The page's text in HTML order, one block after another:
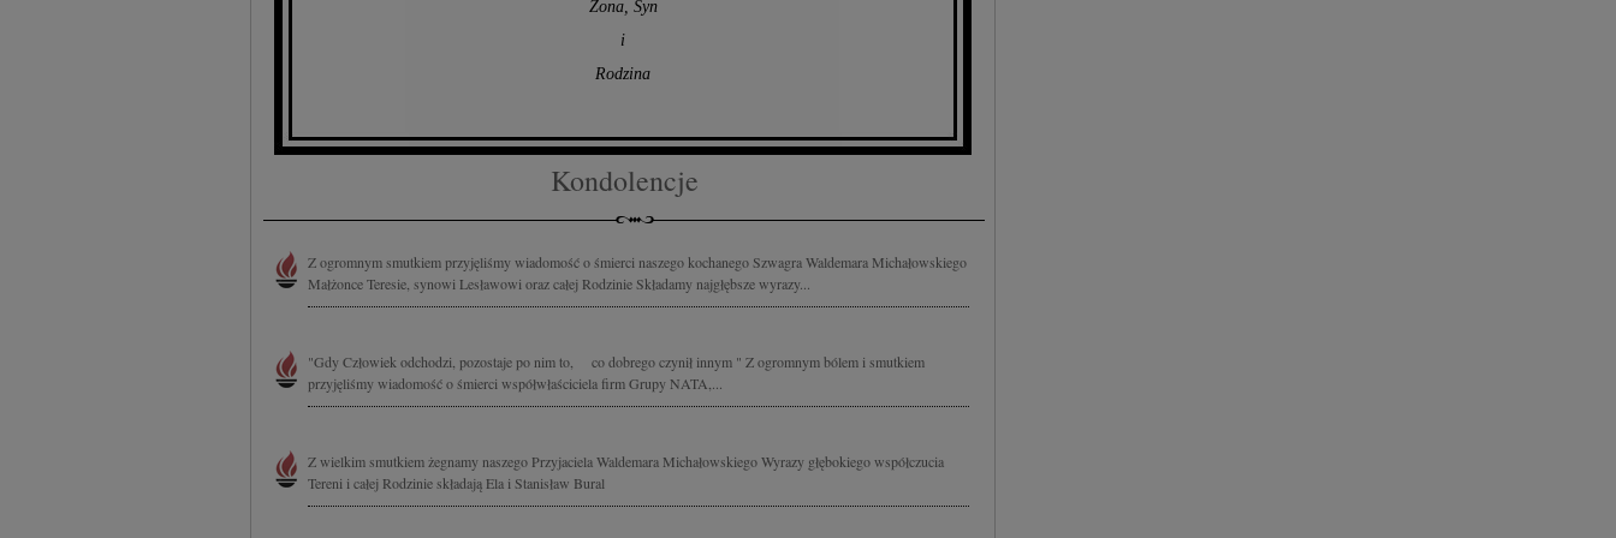
Żona, Syn
i
Rodzina
Kondolencje
Z ogromnym smutkiem przyjęliśmy wiadomość o śmierci naszego kochanego Szwagra Waldemara Michałowskiego
Małżonce Teresie, synowi Lesławowi oraz całej Rodzinie Składamy najgłębsze wyrazy...
"Gdy Człowiek odchodzi, pozostaje po nim to, co dobrego czynił innym " Z ogromnym bólem i smutkiem
przyjęliśmy wiadomość o śmierci współwłaściciela firm Grupy NATA,...
Z wielkim smutkiem żegnamy naszego Przyjaciela Waldemara Michałowskiego Wyrazy głębokiego współczucia
Tereni i całej Rodzinie składają Ela i Stanisław Bural